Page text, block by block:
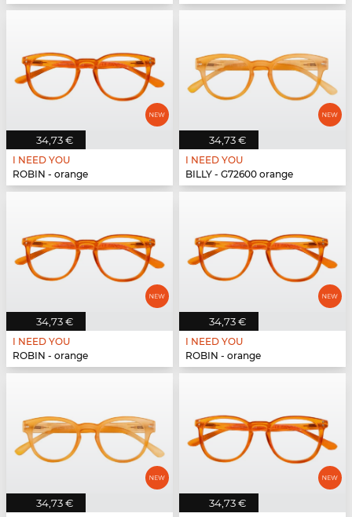
34,73 €
I NEED YOU
ROBIN - orange
34,73 €
I NEED YOU
BILLY - G72600 orange
34,73 €
I NEED YOU
ROBIN - orange
34,73 €
I NEED YOU
ROBIN - orange
34,73 € 34,73 €